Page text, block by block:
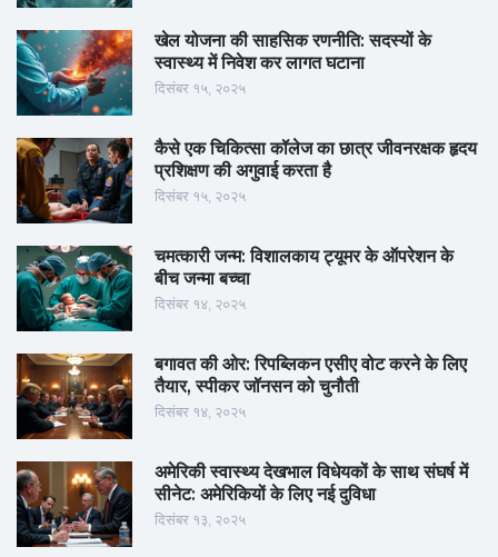
खेल योजना की साहसिक रणनीति: सदस्यों के
स्वास्थ्य में निवेश कर लागत घटाना
दिसंबर १५, २०२५
कैसे एक चिकित्सा कॉलेज का छात्र जीवनरक्षक हृदय
प्रशिक्षण की अगुवाई करता है
दिसंबर १५, २०२५
चमत्कारी जन्म: विशालकाय ट्यूमर के ऑपरेशन के
बीच जन्मा बच्चा
दिसंबर १४, २०२५
बगावत की ओर: रिपब्लिकन एसीए वोट करने के लिए
तैयार, स्पीकर जॉनसन को चुनौती
दिसंबर १४, २०२५
अमेरिकी स्वास्थ्य देखभाल विधेयकों के साथ संघर्ष में
सीनेट: अमेरिकियों के लिए नई दुविधा
दिसंबर १३, २०२५